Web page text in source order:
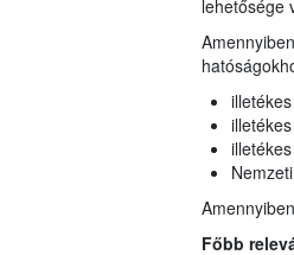
lehetősége
Amennyiben
Főbb